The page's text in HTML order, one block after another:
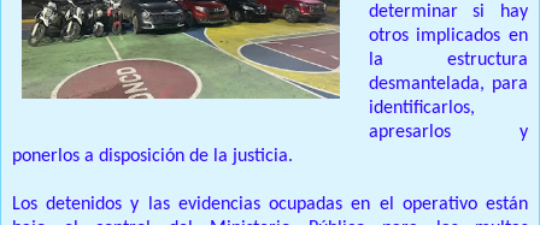
determinar si hay
otros implicados en
la estructura
desmantelada, para
identificarlos,
apresarlos y
ponerlos a disposición de la justicia.
Los detenidos y las evidencias ocupadas en el operativo están